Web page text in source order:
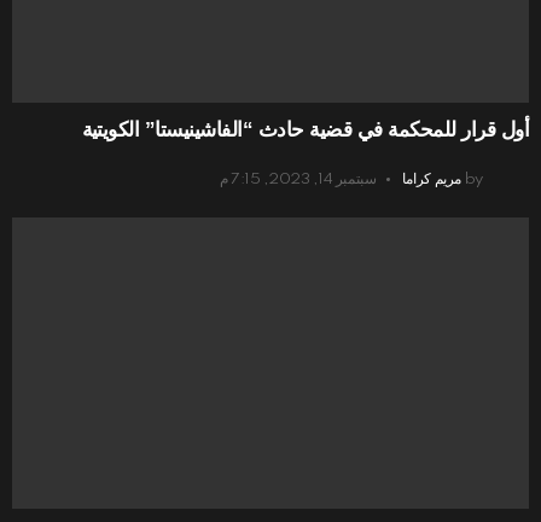
أول قرار للمحكمة في قضية حادث “الفاشينيستا” الكويتية
by مريم كراما سبتمبر 14, 2023, 7:15 م